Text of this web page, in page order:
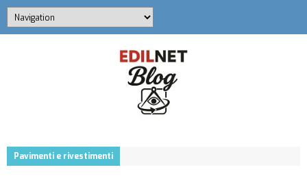
Pavimenti e rivestimenti